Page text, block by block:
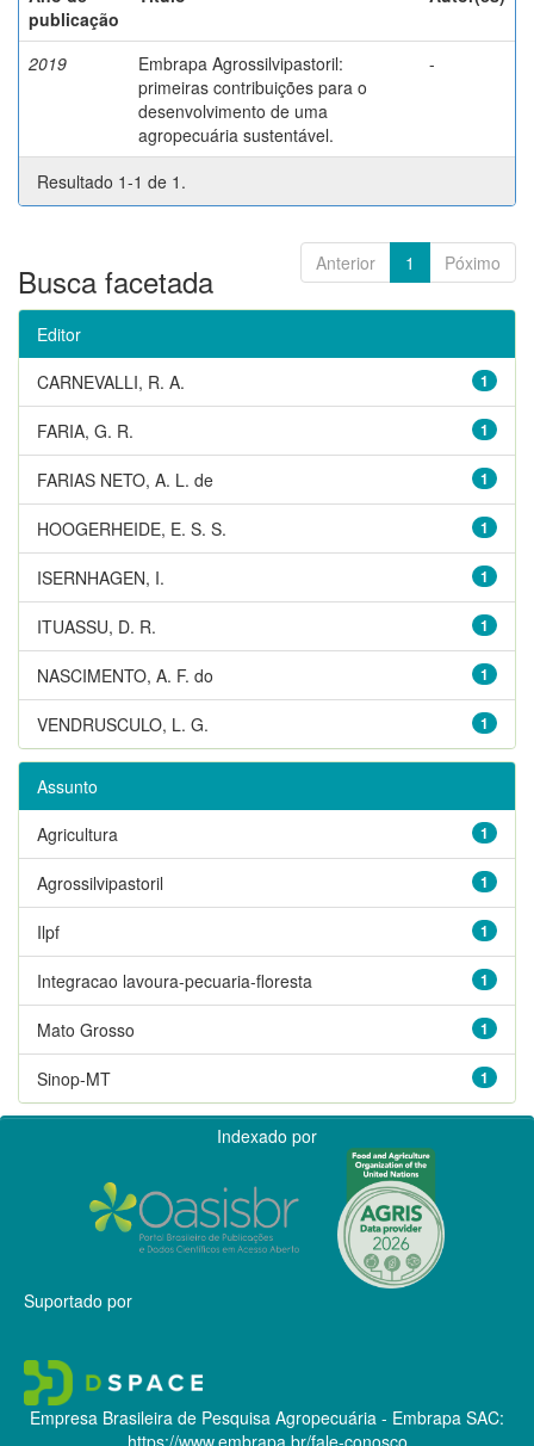
publicação
2019
Embrapa Agrossilvipastoril:
primeiras contribuições para o
desenvolvimento de uma
agropecuária sustentável.
-
Resultado 1-1 de 1.
Anterior 1 Póximo
Busca facetada
Editor
1
CARNEVALLI, R. A.
1
FARIA, G. R.
1
FARIAS NETO, A. L. de
1
HOOGERHEIDE, E. S. S.
1
ISERNHAGEN, I.
1
ITUASSU, D. R.
1
NASCIMENTO, A. F. do
1
VENDRUSCULO, L. G.
Assunto
1
Agricultura
1
Agrossilvipastoril
1
Ilpf
1
Integracao lavoura-pecuaria-floresta
1
Mato Grosso
1
Sinop-MT
Indexado por
Suportado por
Empresa Brasileira de Pesquisa Agropecuária - Embrapa SAC:
https://www.embrapa.br/fale-conosco